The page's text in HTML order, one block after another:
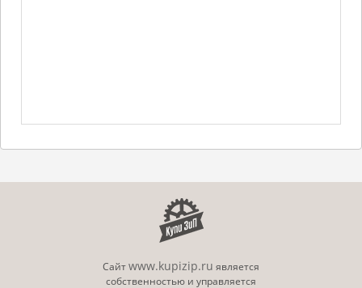
Сайтwww.kupizip.ru является
собственностью и управляется